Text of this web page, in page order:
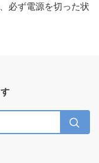
必ず電源を切った状